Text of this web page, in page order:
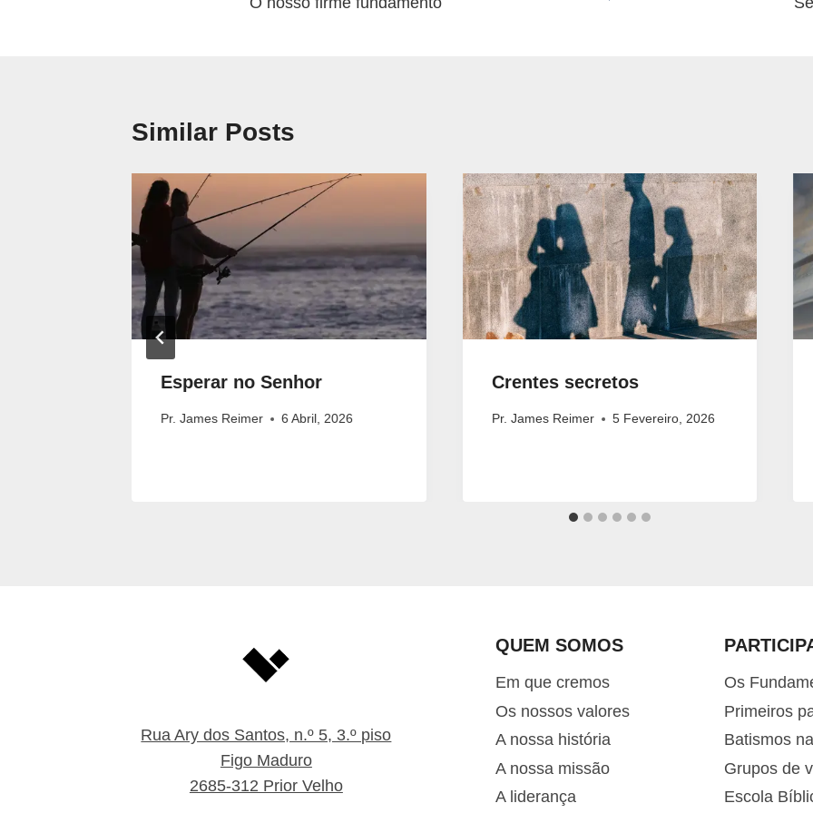
de
Similar Posts
Esperar no Senhor
Pr. James Reimer 6 Abril, 2026
Crentes secretos
Pr. James Reimer 5 Fevereiro, 2026
Rua Ary dos Santos, n.º 5, 3.º piso
Figo Maduro
2685-312 Prior Velho
QUEM SOMOS
Em que cremos
Os nossos valores
A nossa história
A nossa missão
A liderança
Os
Primeiros
Batismos
Grupos de
Escola